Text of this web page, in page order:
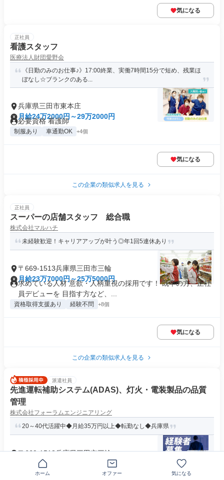
気になる
正社員
看護スタッフ
医療法人財団愛野会
《日勤のみのお仕事♪》17:00終業、実働7時間15分で短め、残業ほ
ぼなし☆ブランクのある...
兵庫県三田市東本庄
月給24万2000円～29万2000円
必要資格 看護師
制服あり 車通勤OK +4個
気になる
この企業の類似求人を見る
正社員
スーパーの店舗スタッフ 総合職
株式会社マルハチ
未経験歓迎！キャリアアップが叶う◎年1回5連休あり
〒669-1513兵庫県三田市三輪
月給23万7000円～25万5000円
求めている人材 意欲・人柄重視の採用です！ 既卒の方、正社
員デビューを 目指す方など、...
資格取得支援あり 経験不問 +8個
気になる
この企業の類似求人を見る
派遣社員
先進運転補助システム(ADAS)、灯火・電装製品の品質
管理
株式会社フォーラムエンジニアリング
20～40代活躍中◆月給35万円以上◆転勤なし◆兵庫県
〒669-1513兵庫県三田市三輪
月給35万円～55万円
求めている人材 ＜応募条件＞ ■高卒以上 ■設計、開発、生産技
ホーム オファー 気になる